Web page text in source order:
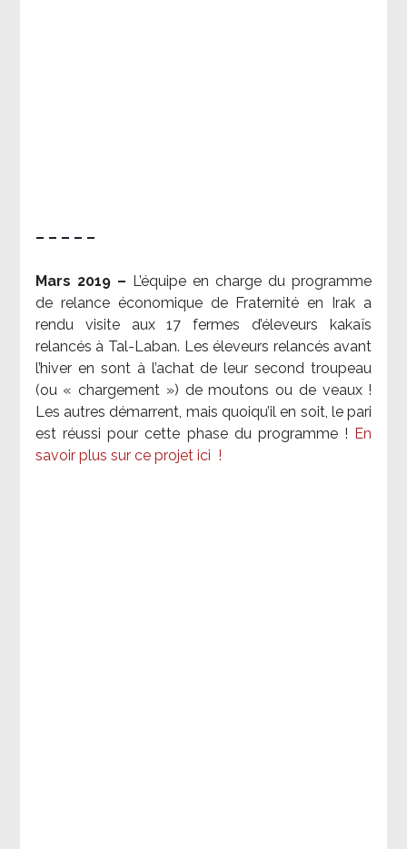
– – – – –
Mars 2019 – L’équipe en charge du programme
de relance économique de Fraternité en Irak a
rendu visite aux 17 fermes d’éleveurs kakaïs
relancés à Tal-Laban. Les éleveurs relancés avant
l’hiver en sont à l’achat de leur second troupeau
(ou « chargement ») de moutons ou de veaux !
Les autres démarrent, mais quoiqu’il en soit, le pari
est réussi pour cette phase du programme ! En
savoir plus sur ce projet ici !